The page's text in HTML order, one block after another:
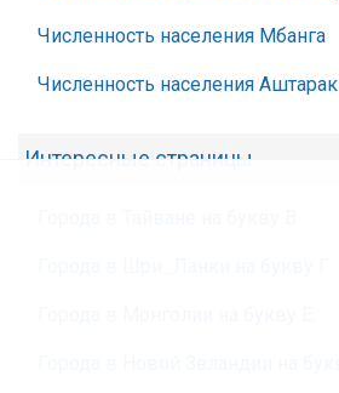
Численность населения Мбанга
Численность населения Аштарак
Интересные страницы